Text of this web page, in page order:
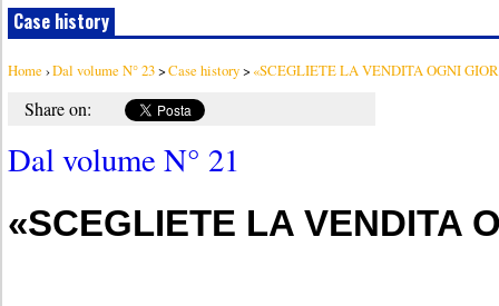
Case history
Home ›Dal volume N° 23>Case history> «SCEGLIETE LA VENDITA OGNI
Share on:
Dal volume N° 21
«SCEGLIETE LA VENDITA